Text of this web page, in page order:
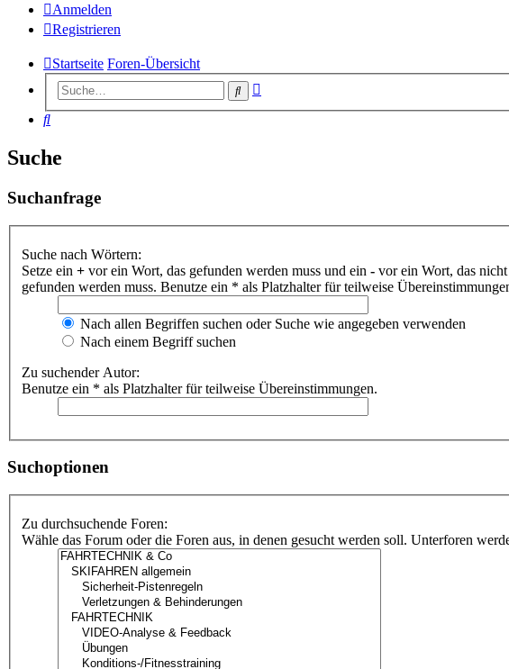
Anmelden
Registrieren
Startseite Foren-Übersicht
Suche
Suche
Suche
Suchanfrage
Suche nach Wörtern:
Setze ein + vor ein Wort, das gefunden werden muss und ein - vor ein Wort, das
gefunden werden muss. Benutze ein * als Platzhalter für teilweise
Nach allen Begriffen suchen oder Suche wie angegeben verwenden
Nach einem Begriff suchen
Zu suchender Autor:
Benutze ein * als Platzhalter für teilweise Übereinstimmungen.
Suchoptionen
Zu durchsuchende Foren:
Wähle das Forum oder die Foren aus, in denen gesucht werden soll. Unterforen